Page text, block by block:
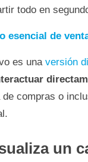
todo en
esencial de
es una versión
compras o
un